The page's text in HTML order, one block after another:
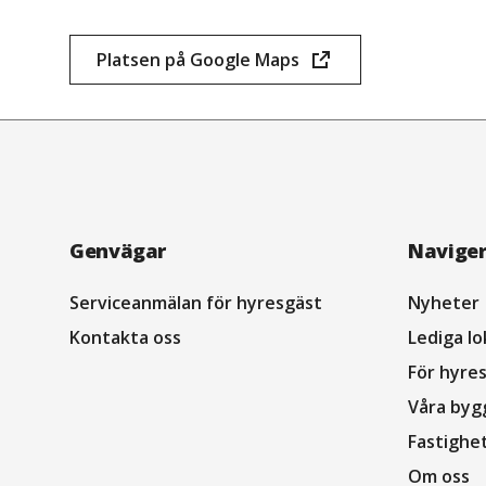
Platsen på Google Maps
Navigation
sidfot
Genvägar
Serviceanmälan för hyresgäst
Kontakta oss
Nyheter
Lediga
För
Våra
Om oss